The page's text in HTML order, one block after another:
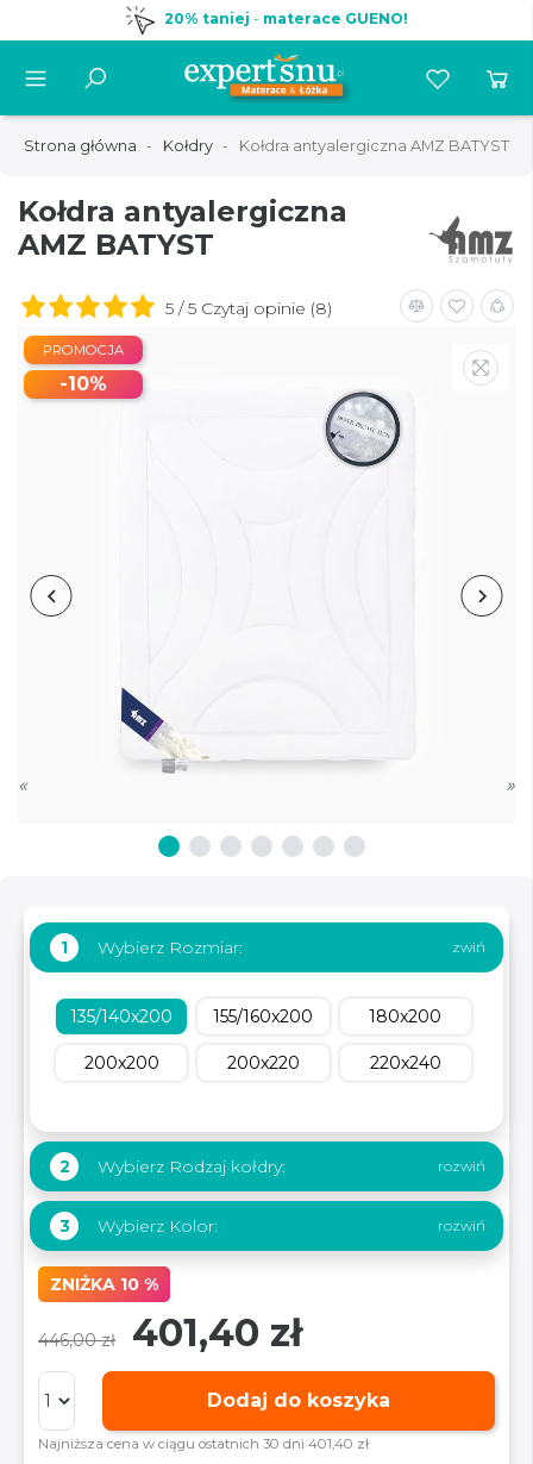
20% taniej - materace GUENO!
Strona główna Kołdry Kołdra antyalergiczna AMZ BATYST
Kołdra antyalergiczna
AMZ BATYST
5 / 5 Czytaj opinie (8)
PROMOCJA
-10%
« »
1 Wybierz Rozmiar:
135/140x200 155/160x200 180x200
200x200 200x220 220x240
2 Wybierz Rodzaj kołdry:
3 Wybierz Kolor:
ZNIŻKA 10 %
446,00 zł 401,40 zł
Dodaj do koszyka
Najniższa cena w ciągu ostatnich 30 dni 401,40 zł